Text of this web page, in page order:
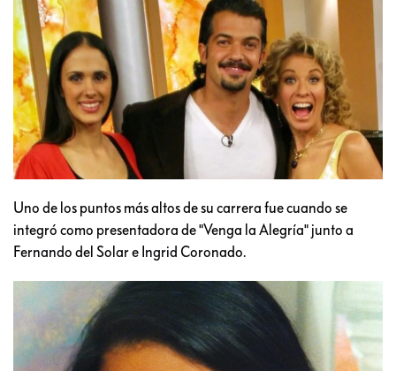
Uno de los puntos más altos de su carrera fue cuando se
integró como presentadora de "Venga la Alegría" junto a
Fernando del Solar e Ingrid Coronado.